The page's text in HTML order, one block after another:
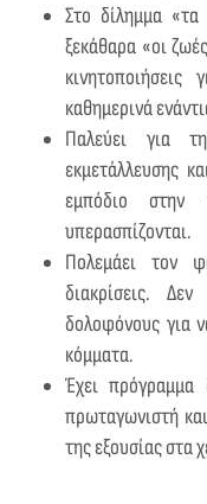
Στο δίλημμα
ξεκάθαρα «οι
καθημερινά
Παλεύει για
εκμετάλλευσης
εμπόδιο
υπερασπίζονται.
Πολεμάει τον
διακρίσεις.
δολοφόνους για
κόμματα.
Έχει πρόγραμμα
πρωταγωνιστή
της εξουσίας στα